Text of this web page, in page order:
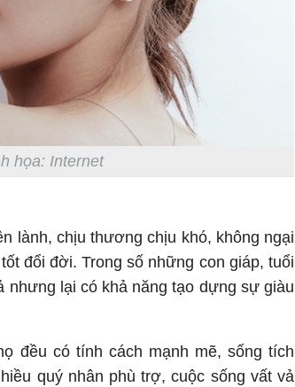
họa: Internet
lành, chịu thương chịu khó, không ngại
đổi đời. Trong số những con giáp, tuổi
nhưng lại có khả năng tạo dựng sự giàu
đều có tính cách mạnh mẽ, sống tích
quý nhân phù trợ, cuộc sống vất vả